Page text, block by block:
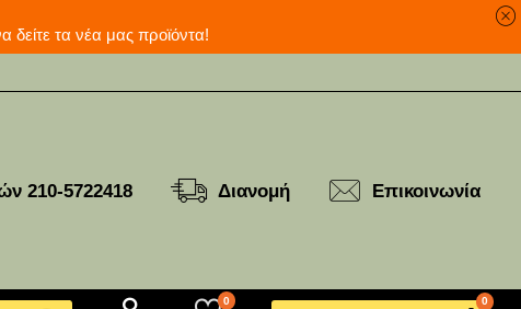
ξανά για να δείτε τα νέα μας προϊόντα!
210-5722418 Διανομή Επικοινωνία
0 0